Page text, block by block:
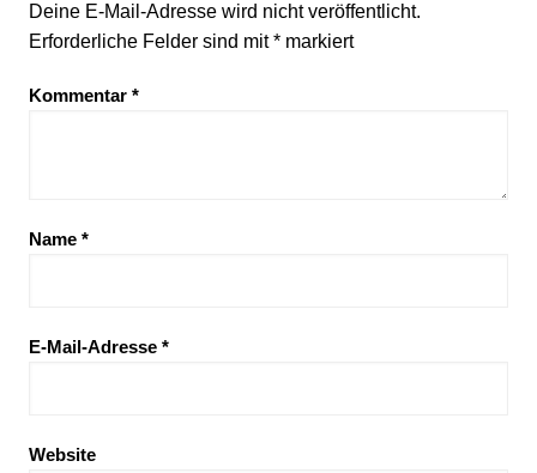
Deine E-Mail-Adresse wird nicht veröffentlicht.
Erforderliche Felder sind mit*markiert
Kommentar *
Name *
E-Mail-Adresse *
Website